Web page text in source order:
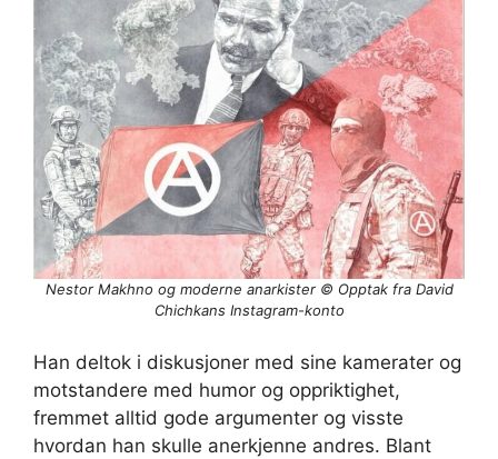
Nestor Makhno og moderne anarkister © Opptak fra David
Chichkans Instagram-konto
Han deltok i diskusjoner med sine kamerater og
motstandere med humor og oppriktighet,
fremmet alltid gode argumenter og visste
hvordan han skulle anerkjenne andres. Blant